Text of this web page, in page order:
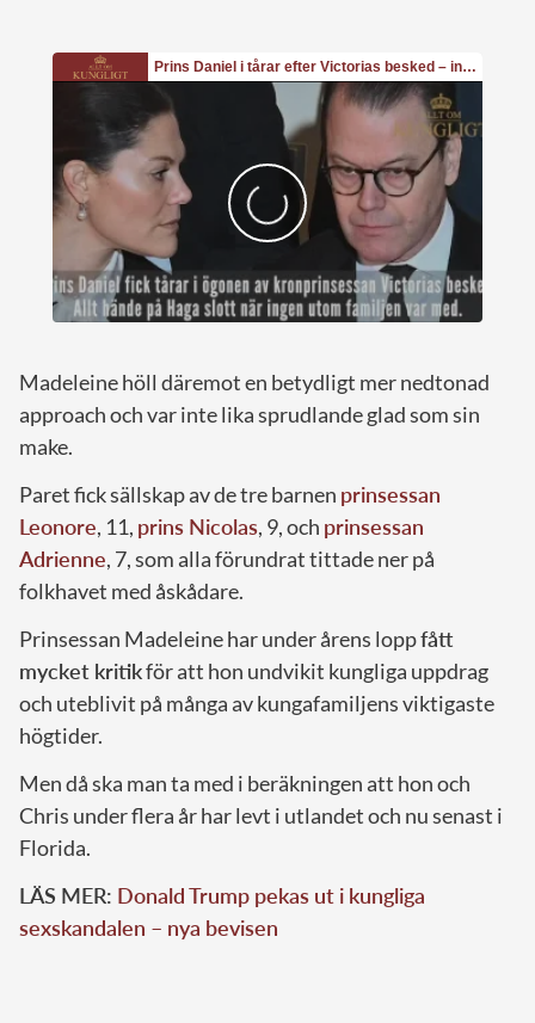
Madeleine höll däremot en betydligt mer nedtonad
approach och var inte lika sprudlande glad som sin
make.
Paret fick sällskap av de tre barnen prinsessan
Leonore, 11, prins Nicolas, 9, och prinsessan
Adrienne, 7, som alla förundrat tittade ner på
folkhavet med åskådare.
Prinsessan Madeleine har under årens loppfått
mycket kritikför att hon undvikit kungliga uppdrag
och uteblivit på många av kungafamiljens viktigaste
högtider.
Men då ska man ta med i beräkningen att hon och
Chris under flera år har levt i utlandet och nu senast i
Florida.
LÄS MER: Donald Trump pekas ut i kungliga
sexskandalen – nya bevisen